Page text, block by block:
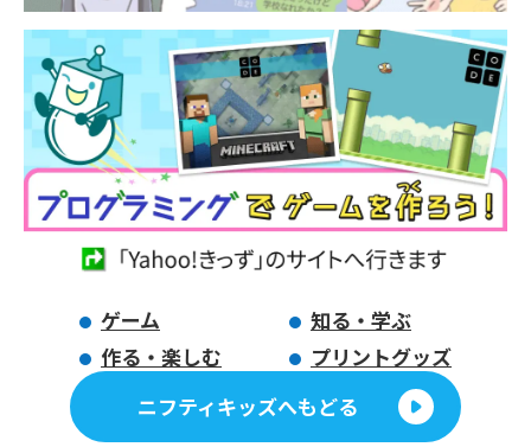
ゲーム
知る・学ぶ
作る・楽しむ
プリントグッズ
ニフティキッズへもどる